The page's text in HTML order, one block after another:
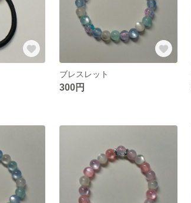
ブレスレット
300円